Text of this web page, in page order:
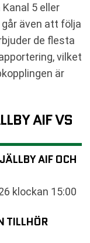
5 eller
även att följa
de flesta
vilket
är
AIF VS
AIF OCH
klockan 15:00
TILLHÖR